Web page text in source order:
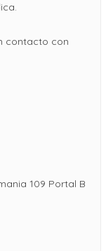
contacto con
109 Portal B